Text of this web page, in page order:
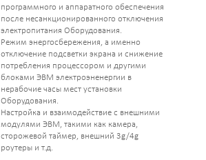
программного и аппаратного обеспечения
после несанкционированного отключения
электропитания Оборудования.
Режим энергосбережения, а именно
отключение подсветки экрана и снижение
потребления процессором и другими
блоками ЭВМ электроэненергии в
нерабочие часы мест установки
Оборудования.
Настройка и взаимодействие с внешними
модулями ЭВМ, такими как камера,
сторожевой таймер, внешний 3g/4g
роутеры и т.д.